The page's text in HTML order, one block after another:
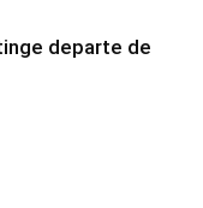
departe de